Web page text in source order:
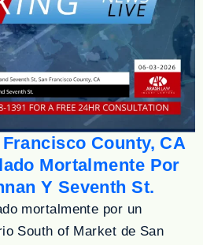
County, CA
Mortalmente Por
Y Seventh St.
mortalmente por un
South of Market de San